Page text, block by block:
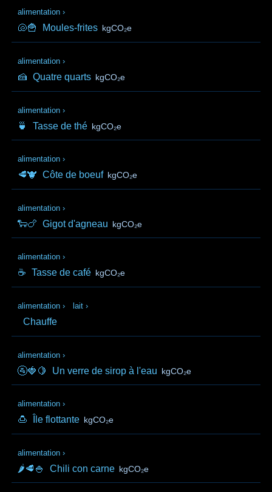
alimentation ›
🐚🍟 Moules-frites kgCO₂e
alimentation ›
🍰 Quatre quarts kgCO₂e
alimentation ›
🍵 Tasse de thé kgCO₂e
alimentation ›
🥩🐮 Côte de boeuf kgCO₂e
alimentation ›
🐑🍗 Gigot d'agneau kgCO₂e
alimentation ›
☕ Tasse de café kgCO₂e
alimentation › lait ›
Chauffe
alimentation ›
🚰🍓🍋 Un verre de sirop à l'eau kgCO₂e
alimentation ›
🍮 Île flottante kgCO₂e
alimentation ›
🌶️🥩🍚 Chili con carne kgCO₂e